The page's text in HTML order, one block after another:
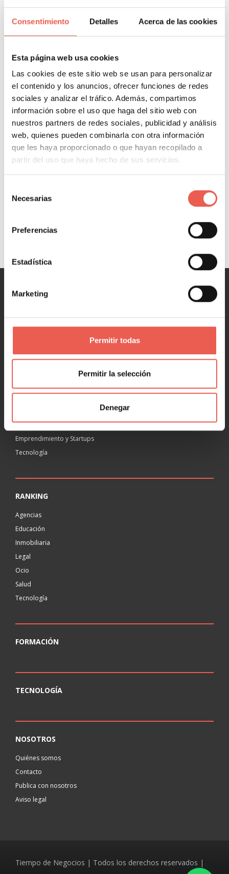
Consentimiento Detalles Acerca de las cookies
Esta página web usa cookies
Las cookies de este sitio web se usan para personalizar
el contenido y los anuncios, ofrecer funciones de redes
sociales y analizar el tráfico. Además, compartimos
información sobre el uso que haga del sitio web con
nuestros partners de redes sociales, publicidad y análisis
web, quienes pueden combinarla con otra información
que les haya proporcionado o que hayan recopilado a
partir del uso que haya hecho de sus servicios.
Necesarias
Preferencias
Estadística
Marketing
Permitir todas
Permitir la selección
Denegar
Claves para obtener una buena
experiencia de compra en tu
ecommerce
Javier Sancho Piqueras 1 Comentario
Hay una verdad que es irrefutable en internet, te puedes
gastar la cantidad que quieras en técnicas de marketing,
atraer un tráfico muy cualificado y tener a disposición una
Leer más
MARKETING
Marketing y Ventas
Marketing en 1 minuto
Negocios y Empresa
Emprendimiento y Startups
Tecnología
RANKING
Agencias
Educación
Inmobiliaria
Legal
Ocio
Salud
Tecnología
FORMACIÓN
TECNOLOGÍA
NOSOTROS
Quiénes somos
Contacto
Publica con nosotros
Aviso legal
Tiempo de Negocios | Todos los derechos reservados |